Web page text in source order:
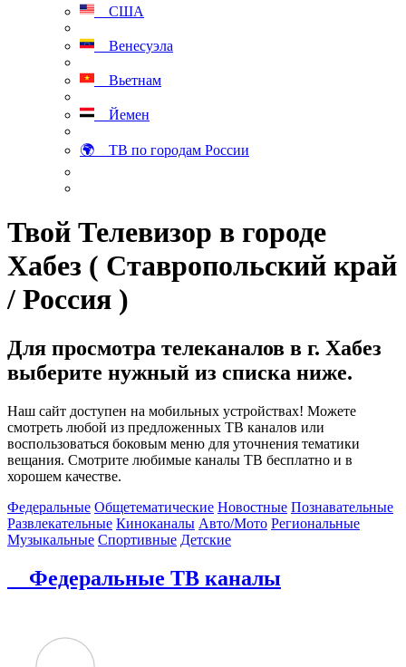
США
Венесуэла
Вьетнам
Йемен
🌍 ТВ по городам России
Твой Телевизор в городе
Хабез ( Ставропольский край
/ Россия )
Для просмотра телеканалов в г. Хабез
выберите нужный из списка ниже.
Наш сайт доступен на мобильных устройствах! Можете
смотреть любой из предложенных ТВ каналов или
воспользоваться боковым меню для уточнения тематики
вещания. Смотрите любимые каналы ТВ бесплатно и в
хорошем качестве.
Федеральные Общетематические Новостные Познавательные
Развлекательные Киноканалы Авто/Мото Региональные
Музыкальные Спортивные Детские
Федеральные ТВ каналы